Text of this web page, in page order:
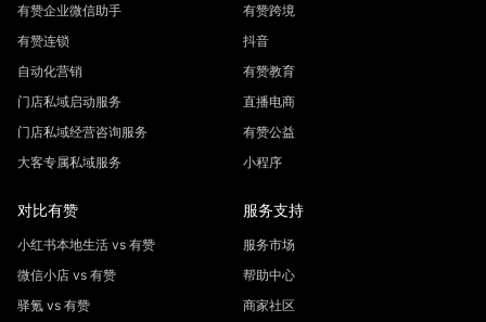
有赞企业微信助手
有赞连锁
自动化营销
门店私域启动服务
门店私域经营咨询服务
大客专属私域服务
有赞跨境
抖音
有赞教育
直播电商
有赞公益
小程序
对比有赞
小红书本地生活 vs 有赞
微信小店 vs 有赞
驿氪 vs 有赞
服务支持
服务市场
帮助中心
商家社区